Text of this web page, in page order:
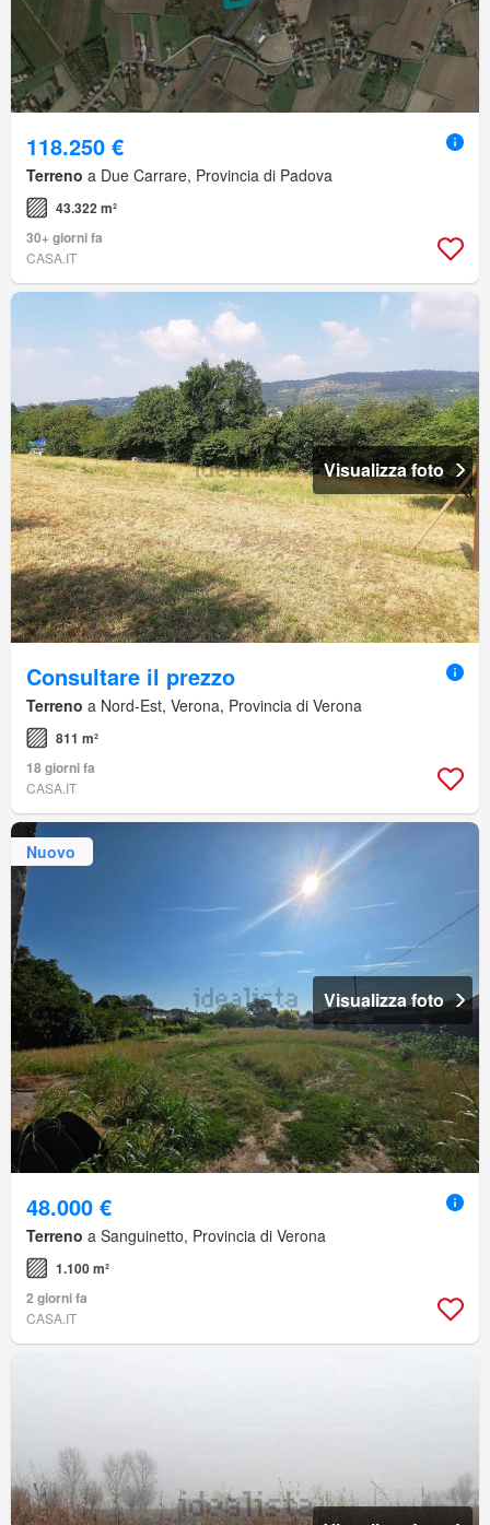
118.250 €
Terreno a Due Carrare, Provincia di Padova
43.322 m²
30+ giorni fa
CASA.IT
Visualizza foto
Consultare il prezzo
Terreno a Nord-Est, Verona, Provincia di Verona
811 m²
18 giorni fa
CASA.IT
Nuovo
Visualizza foto
48.000 €
Terreno a Sanguinetto, Provincia di Verona
1.100 m²
2 giorni fa
CASA.IT